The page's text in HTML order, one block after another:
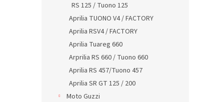
RS 125 / Tuono 125
Aprilia TUONO V4 / FACTORY
Aprilia RSV4 / FACTORY
Aprilia Tuareg 660
Arprilia RS 660 / Tuono 660
Aprilia RS 457/Tuono 457
Aprilia SR GT 125 / 200
Moto Guzzi